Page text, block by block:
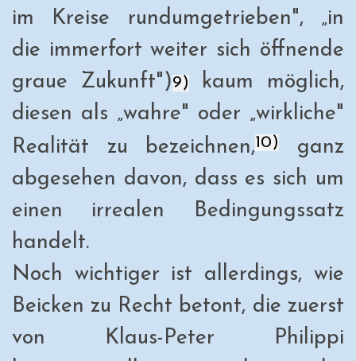
im Kreise rundumgetrieben", „in
die immerfort weiter sich öffnende
graue Zukunft")9)
kaum möglich,
diesen als „wahre" oder „wirkliche"
Realität zu bezeichnen,10)
ganz
abgesehen davon, dass es sich um
einen irrealen Bedingungssatz
handelt.
Noch wichtiger ist allerdings, wie
Beicken zu Recht betont, die zuerst
von Klaus-Peter Philippi